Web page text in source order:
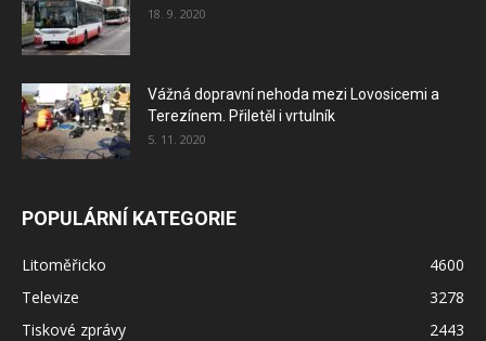
18. 9. 2020
Vážná dopravní nehoda mezi Lovosicemi a
Terezínem. Přiletěl i vrtulník
5. 11. 2020
POPULÁRNÍ KATEGORIE
Litoměřicko
4600
Televize
3278
Tiskové zprávy
2443